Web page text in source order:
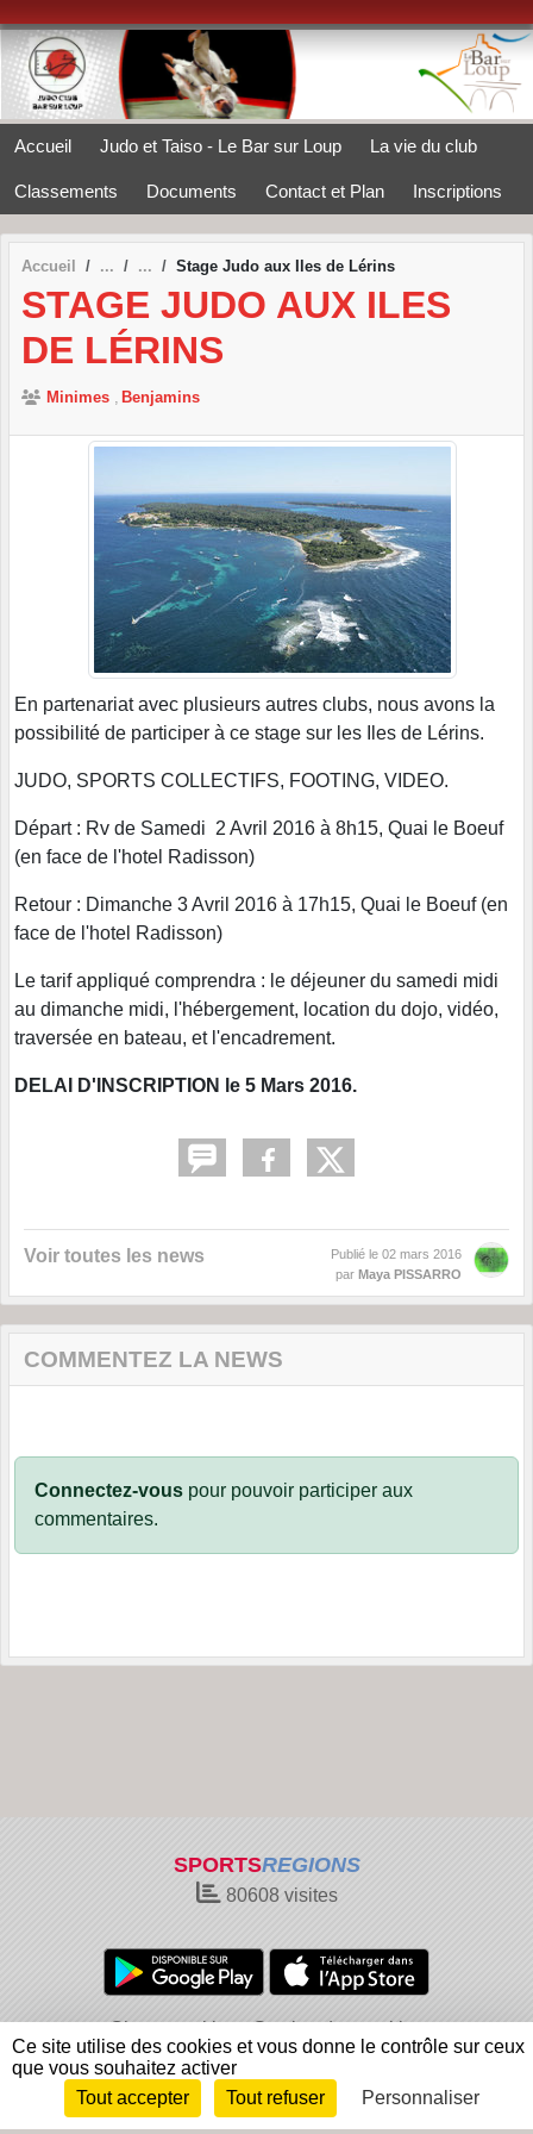
Accueil Judo et Taiso - Le Bar sur Loup La vie du club
Classements Documents Contact et Plan Inscriptions
Accueil Stage Judo aux Iles de Lérins
STAGE JUDO AUX ILES
DE LÉRINS
Minimes Benjamins
En partenariat avec plusieurs autres clubs, nous avons la
possibilité de participer à ce stage sur les Iles de Lérins.
JUDO, SPORTS COLLECTIFS, FOOTING, VIDEO.
Départ : Rv de Samedi 2 Avril 2016 à 8h15, Quai le Boeuf
(en face de l'hotel Radisson)
Retour : Dimanche 3 Avril 2016 à 17h15, Quai le Boeuf (en
face de l'hotel Radisson)
Le tarif appliqué comprendra : le déjeuner du samedi midi
au dimanche midi, l'hébergement, location du dojo, vidéo,
traversée en bateau, et l'encadrement.
DELAI D'INSCRIPTION le 5 Mars 2016.
Voir toutes les news Publié le 02 mars 2016
par Maya PISSARRO
COMMENTEZ LA NEWS
Connectez-vous pour pouvoir participer aux
commentaires.
SPORTSREGIONS
80608visites
Charte cookies
Gestion des cookies
Informations légales
Signaler un contenu inapproprié
Envie de participer ? Connexion
Ce site utilise des cookies et vous donne le contrôle sur ceux
que vous souhaitez activer
Tout accepter
Tout refuser Personnaliser